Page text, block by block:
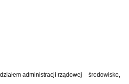
administracji rządowej – środowisko,